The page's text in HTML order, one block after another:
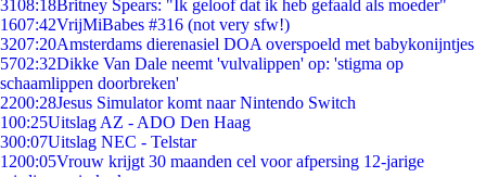
3108:18Britney Spears: "Ik geloof dat ik heb gefaald als moeder"
1607:42VrijMiBabes #316 (not very sfw!)
3207:20Amsterdams dierenasiel DOA overspoeld met babykonijntjes
5702:32Dikke Van Dale neemt 'vulvalippen' op: 'stigma op
schaamlippen doorbreken'
2200:28Jesus Simulator komt naar Nintendo Switch
100:25Uitslag AZ - ADO Den Haag
300:07Uitslag NEC - Telstar
1200:05Vrouw krijgt 30 maanden cel voor afpersing 12-jarige